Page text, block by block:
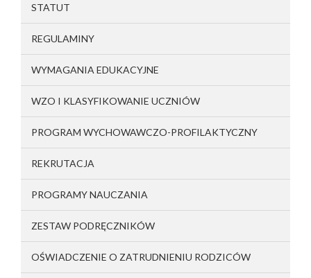
STATUT
REGULAMINY
WYMAGANIA EDUKACYJNE
WZO I KLASYFIKOWANIE UCZNIÓW
PROGRAM WYCHOWAWCZO-PROFILAKTYCZNY
REKRUTACJA
PROGRAMY NAUCZANIA
ZESTAW PODRĘCZNIKÓW
OŚWIADCZENIE O ZATRUDNIENIU RODZICÓW